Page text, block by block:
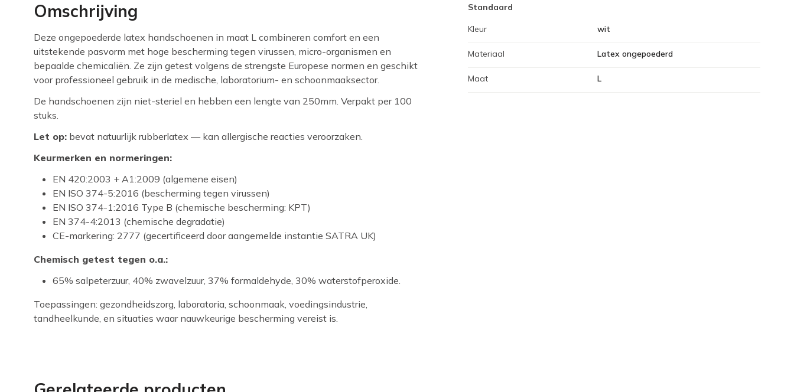
Omschrijving
Deze ongepoederde latex handschoenen in maat L combineren comfort en een
uitstekende pasvorm met hoge bescherming tegen virussen, micro-organismen en
bepaalde chemicaliën. Ze zijn getest volgens de strengste Europese normen en geschikt
voor professioneel gebruik in de medische, laboratorium- en schoonmaaksector.
De handschoenen zijn niet-steriel en hebben een lengte van 250mm. Verpakt per 100
stuks.
Let op: bevat natuurlijk rubberlatex — kan allergische reacties veroorzaken.
Keurmerken en normeringen:
EN 420:2003 + A1:2009 (algemene eisen)
EN ISO 374-5:2016 (bescherming tegen virussen)
EN ISO 374-1:2016 Type B (chemische bescherming: KPT)
EN 374-4:2013 (chemische degradatie)
CE-markering: 2777 (gecertificeerd door aangemelde instantie SATRA UK)
Chemisch getest tegen o.a.:
65% salpeterzuur, 40% zwavelzuur, 37% formaldehyde, 30% waterstofperoxide.
Toepassingen: gezondheidszorg, laboratoria, schoonmaak, voedingsindustrie,
tandheelkunde, en situaties waar nauwkeurige bescherming vereist is.
Standaard
Kleur wit
Materiaal Latex ongepoederd
Maat L